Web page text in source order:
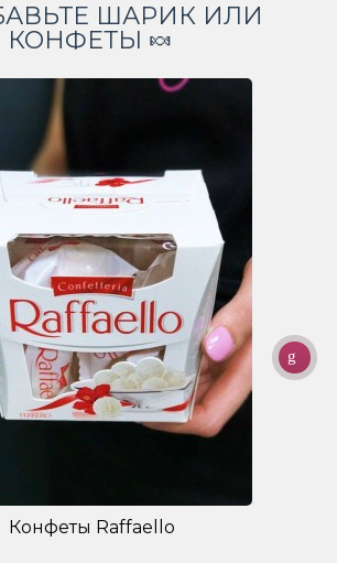
ШАРИК ИЛИ
КОНФЕТЫ 🍬
Конфеты Raffaello